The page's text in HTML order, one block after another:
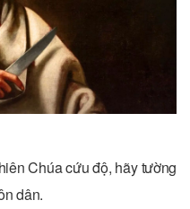
Chúa cứu độ, hãy tường
dân.